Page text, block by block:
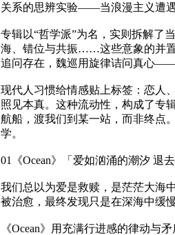
关系的思辨实验——当浪漫主义遭
专辑以“哲学派”为名，实则拆解了
海、错位与共振……这些意象的并
追问存在，魏巡用旋律诘问真心
现代人习惯给情感贴上标签：恋人
照见本真。这种流动性，构成了专
航船，渡我们到某一站，而非终点
学。
01《Ocean》「爱如汹涌的潮汐 退
我们总以为爱是救赎，是茫茫大海
被治愈，最终发现只是在深海中缓慢
《Ocean》用充满行进感的律动与